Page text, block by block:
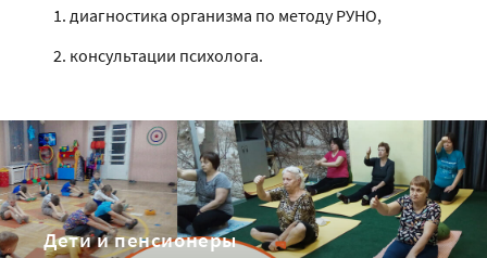
диагностика организма по методу РУНО,
консультации психолога.
Дети и пенсионеры